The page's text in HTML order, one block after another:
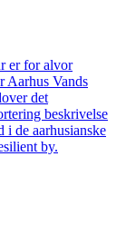
er for alvor
Aarhus Vands
det
beskrivelse
i de aarhusianske
by.